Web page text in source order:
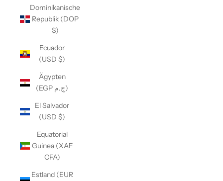
Dominikanische
Republik (DOP
$)
Ecuador
(USD $)
Ägypten
(EGP ج.م)
El Salvador
(USD $)
Equatorial
Guinea (XAF
CFA)
Estland (EUR